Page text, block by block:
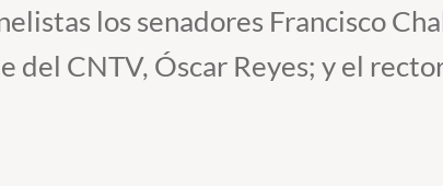
los senadores Francisco
CNTV, Óscar Reyes; y el